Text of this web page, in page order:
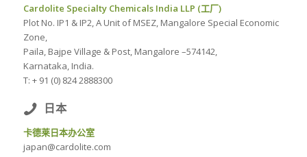
Cardolite Specialty Chemicals India LLP (工厂)
Plot No. IP1 & IP2, A Unit of MSEZ, Mangalore Special Economic
Zone,
Paila, Bajpe Village & Post, Mangalore –574142,
Karnataka, India.
T: + 91 (0) 824 2888300
日本
卡德莱日本办公室
japan@cardolite.com